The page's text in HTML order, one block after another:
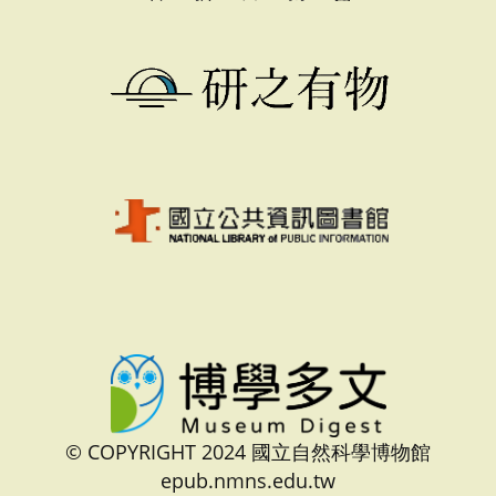
© COPYRIGHT 2024 國立自然科學博物館
epub.nmns.edu.tw